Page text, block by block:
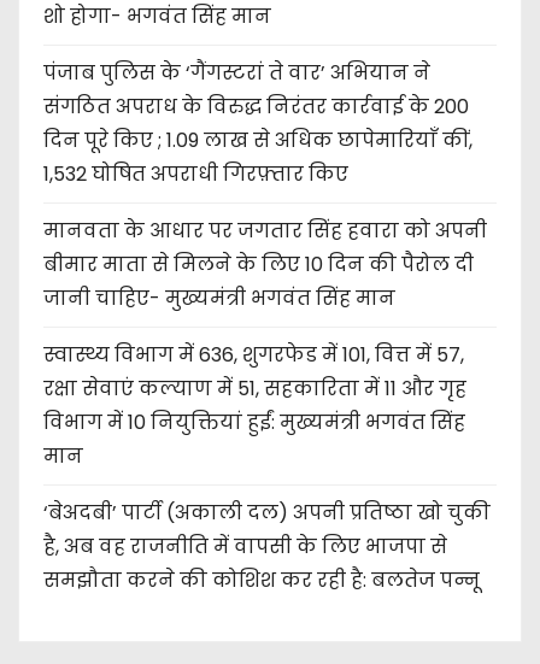
शो होगा- भगवंत सिंह मान
पंजाब पुलिस के ‘गैंगस्टरां ते वार’ अभियान ने
संगठित अपराध के विरुद्ध निरंतर कार्रवाई के 200
दिन पूरे किए ; 1.09 लाख से अधिक छापेमारियाँ कीं,
1,532 घोषित अपराधी गिरफ़्तार किए
मानवता के आधार पर जगतार सिंह हवारा को अपनी
बीमार माता से मिलने के लिए 10 दिन की पैरोल दी
जानी चाहिए- मुख्यमंत्री भगवंत सिंह मान
स्वास्थ्य विभाग में 636, शुगरफेड में 101, वित्त में 57,
रक्षा सेवाएं कल्याण में 51, सहकारिता में 11 और गृह
विभाग में 10 नियुक्तियां हुईं: मुख्यमंत्री भगवंत सिंह
मान
‘बेअदबी’ पार्टी (अकाली दल) अपनी प्रतिष्ठा खो चुकी
है, अब वह राजनीति में वापसी के लिए भाजपा से
समझौता करने की कोशिश कर रही है: बलतेज पन्नू